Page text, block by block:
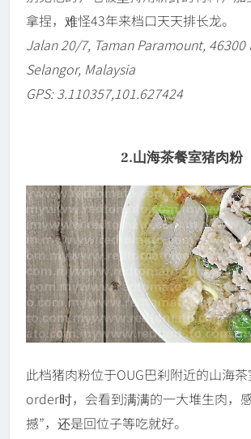
拿捏，难怪43年来档口天天排长龙。
Jalan 20/7, Taman Paramount, 46300
Selangor, Malaysia
GPS: 3.110357,101.627424
2.山海茶餐室猪肉粉
此档猪肉粉位于OUG巴刹附近的山海
order时，会看到满满的一大堆生肉，
撼”，还是回位子等吃就好。